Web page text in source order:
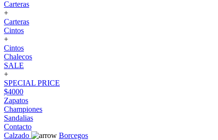
Carteras
+
Carteras
Cintos
+
Cintos
Chalecos
SALE
+
SPECIAL PRICE
$4000
Zapatos
Championes
Sandalias
Contacto
Calzado
Borcegos